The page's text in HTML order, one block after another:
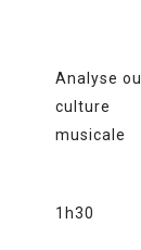
Analyse ou
culture
musicale
1h30